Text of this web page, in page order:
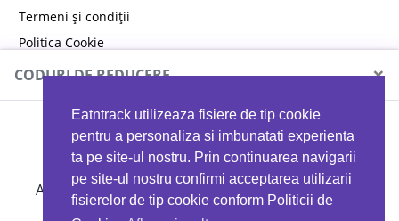
Eatntrack utilizeaza fisiere de tip cookie
pentru a personaliza si imbunatati experienta
ta pe site-ul nostru. Prin continuarea navigarii
pe site-ul nostru confirmi acceptarea utilizarii
fisierelor de tip cookie conform Politicii de
Termeni și condiții
Politica Cookie
Politica de confidențialitate
CODURI DE REDUCERE ×
MYPROTEIN
Ai 40%reducere la orice comandă folosind codul
EATTRACK